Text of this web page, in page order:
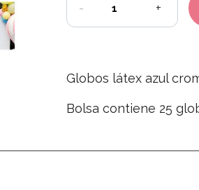
- +
Globos látex azul
Bolsa contiene 25